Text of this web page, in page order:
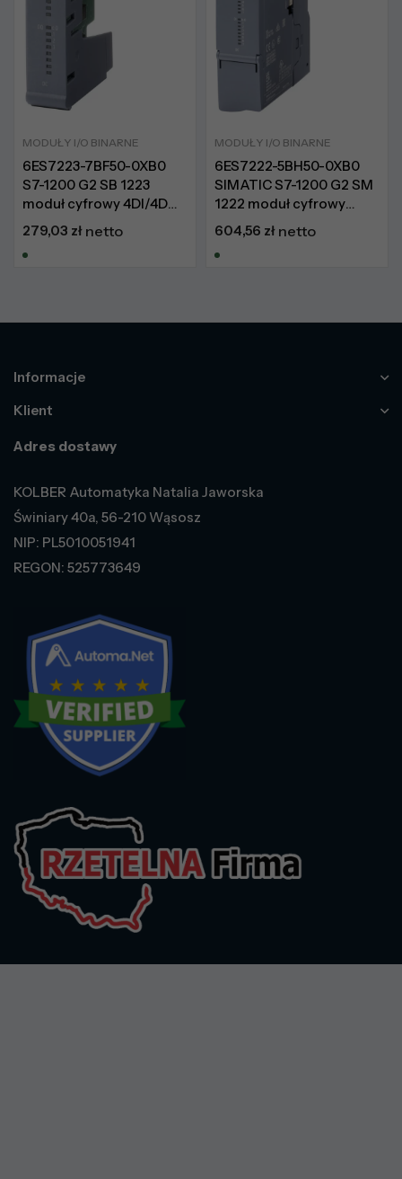
MODUŁY I/O BINARNE
6ES7223-7BF50-0XB0
S7-1200 G2 SB 1223
moduł cyfrowy 4DI/4DQ
100 kHz
279,03 zł netto
MODUŁY I/O BINARNE
6ES7222-5BH50-0XB0
SIMATIC S7-1200 G2 SM
1222 moduł cyfrowy
16DO tranzystor 0.5 A
604,56 zł netto
Informacje
Klient
Adres dostawy
KOLBER Automatyka Natalia Jaworska
Świniary 40a, 56-210 Wąsosz
NIP: PL5010051941
REGON: 525773649